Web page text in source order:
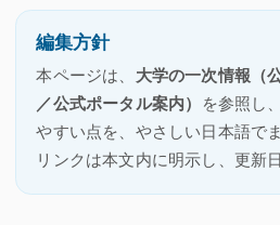
編集方針
本ページは、 大学の一次情報（
／公式ポータル案内）
を参照し
やすい点を、やさしい日本語で
リンクは本文内に明示し、更新